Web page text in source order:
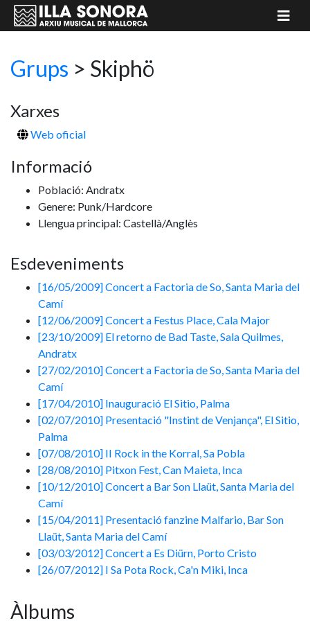
Grups > Skiphö
Xarxes
Web oficial
Informació
Població: Andratx
Genere: Punk/Hardcore
Llengua principal: Castellà/Anglès
Esdeveniments
[16/05/2009] Concert a Factoria de So, Santa Maria del
Camí
[12/06/2009] Concert a Festus Place, Cala Major
[23/10/2009] El retorno de Bad Taste, Sala Quilmes,
Andratx
[27/02/2010] Concert a Factoria de So, Santa Maria del
Camí
[17/04/2010] Inauguració El Sitio, Palma
[02/07/2010] Presentació "Instint de Venjança", El Sitio,
Palma
[07/08/2010] II Rock in the Korral, Sa Pobla
[28/08/2010] Pitxon Fest, Can Maieta, Inca
[10/12/2010] Concert a Bar Son Llaüt, Santa Maria del
Camí
[15/04/2011] Presentació fanzine Malfario, Bar Son
Llaüt, Santa Maria del Camí
[03/03/2012] Concert a Es Diürn, Porto Cristo
[26/07/2012] I Sa Pota Rock, Ca'n Miki, Inca
Àlbums